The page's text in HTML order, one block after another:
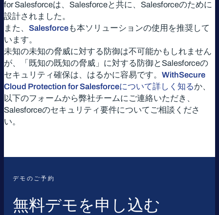
for Salesforceは、Salesforceと共に、Salesforceのために
設計されました。
また、 Salesforceも本ソリューションの使用を推奨して
います。
未知の未知の脅威に対する防御は不可能かもしれません
が、「既知の既知の脅威」に対する防御とSalesforceの
セキュリティ確保は、はるかに容易です。 WithSecure
Cloud Protection for Salesforceについて詳しく知るか、
以下のフォームから弊社チームにご連絡いただき、
Salesforceのセキュリティ要件についてご相談くださ
い。
デモのご予約
無料デモを申し込む